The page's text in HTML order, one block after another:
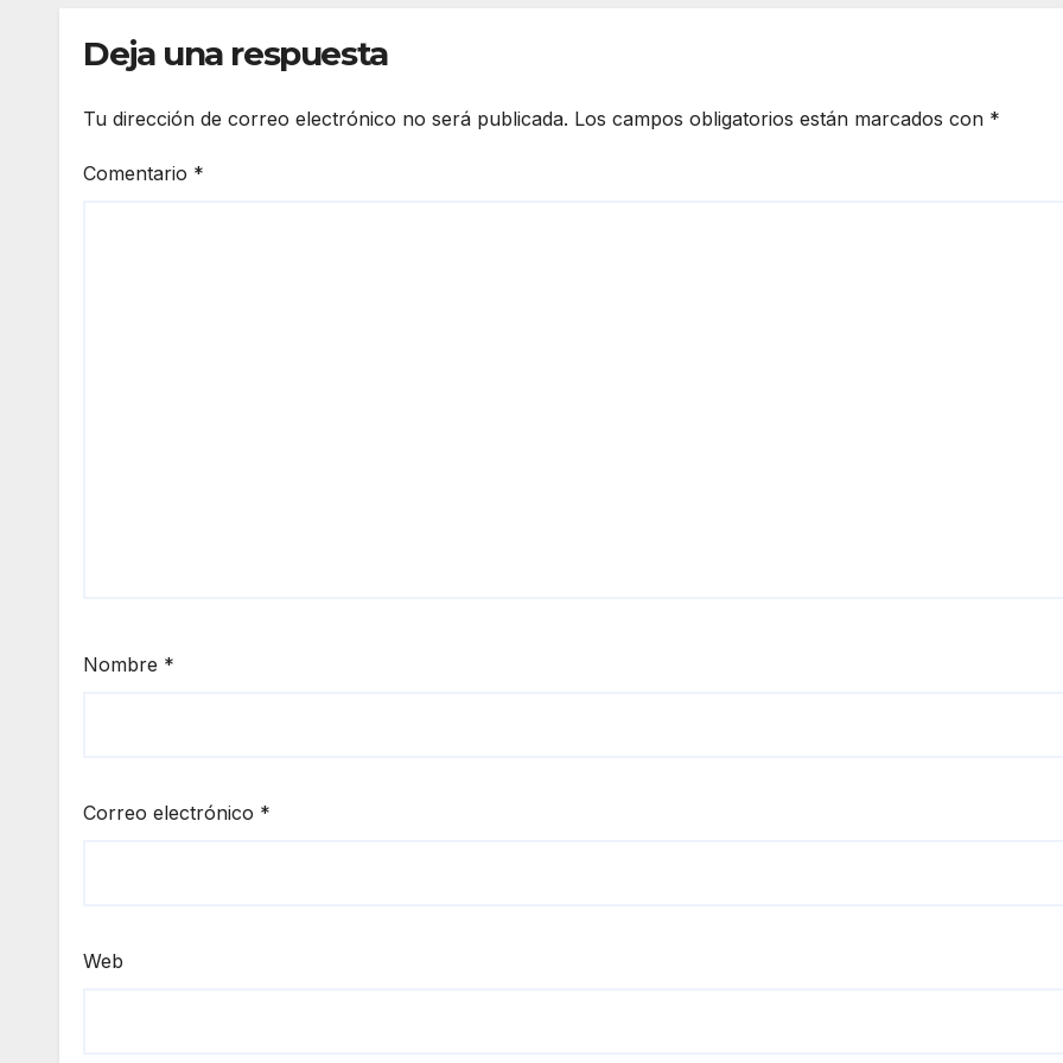
Deja una respuesta
Tu dirección de correo electrónico no será publicada. Los campos obligatorios están marcados con *
Comentario *
Nombre *
Correo electrónico *
Web